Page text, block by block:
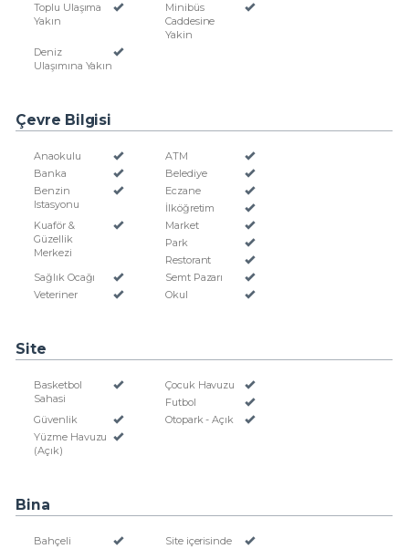
Toplu Ulaşıma
Yakın
Minibüs
Caddesine
Yakin
Deniz
Ulaşımına Yakın
Çevre Bilgisi
Anaokulu
ATM
Banka
Belediye
Benzin
Istasyonu
Eczane
İlköğretim
Kuaför &
Güzellik
Merkezi
Market
Park
Restorant
Sağlık Ocağı
Semt Pazarı
Veteriner
Okul
Site
Basketbol
Sahasi
Çocuk Havuzu
Futbol
Güvenlik
Otopark - Açık
Yüzme Havuzu
(Açık)
Bina
Bahçeli Site içerisinde